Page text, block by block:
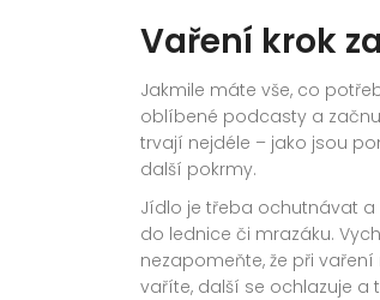
Vaření krok
Jakmile máte vše, co
oblíbené podcasty a
trvají nejdéle – jako jsou
další pokrmy.
Jídlo je třeba ochutnávat a
do lednice či mrazáku.
nezapomeňte, že při
vaříte, další se ochlazuje a